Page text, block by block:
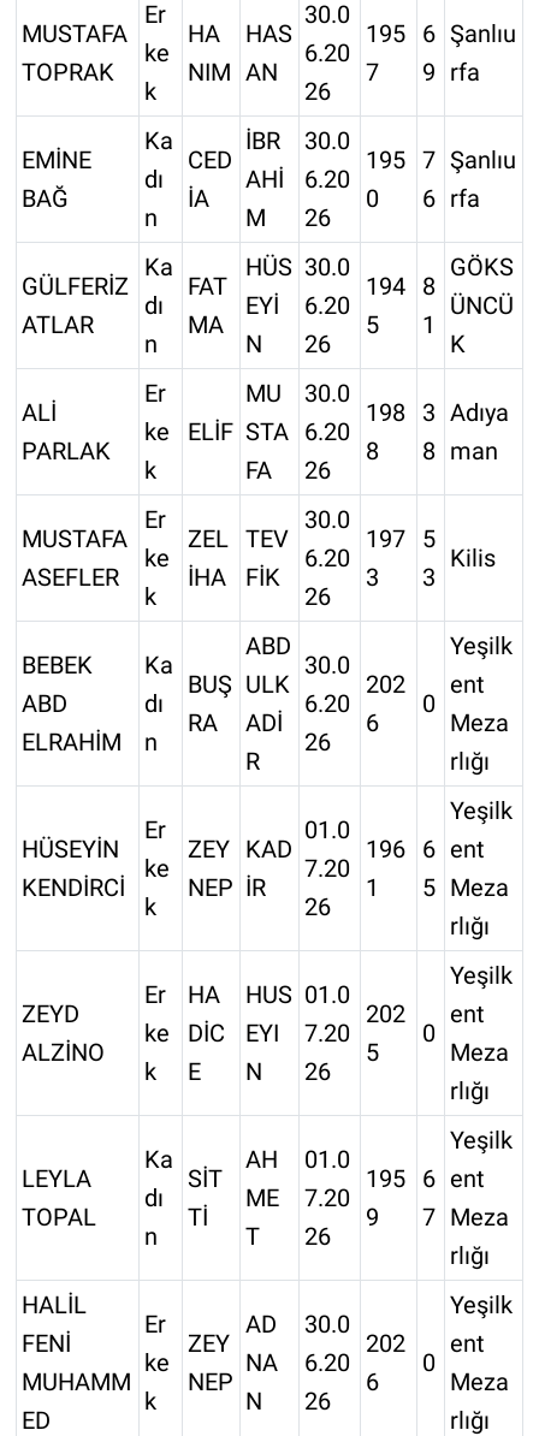
MUSTAFA
TOPRAK
Er
ke
k
HA
NIM
HAS
AN
30.0
6.20
26
195
7
6
9
Şanlıu
rfa
EMİNE
BAĞ
Ka
dı
n
CED
İA
İBR
AHİ
M
30.0
6.20
26
195
0
7
6
Şanlıu
rfa
GÜLFERİZ
ATLAR
Ka
dı
n
FAT
MA
HÜS
EYİ
N
30.0
6.20
26
194
5
8
1
GÖKS
ÜNCÜ
K
ALİ
PARLAK
Er
ke
k
ELİF
MU
STA
FA
30.0
6.20
26
198
8
3
8
Adıya
man
MUSTAFA
ASEFLER
Er
ke
k
ZEL
İHA
TEV
FİK
30.0
6.20
26
197
3
5
3
Kilis
BEBEK
ABD
ELRAHİM
Ka
dı
n
BUŞ
RA
ABD
ULK
ADİ
R
30.0
6.20
26
202
6
0
Yeşilk
ent
Meza
rlığı
HÜSEYİN
KENDİRCİ
Er
ke
k
ZEY
NEP
KAD
İR
01.0
7.20
26
196
1
6
5
Yeşilk
ent
Meza
rlığı
ZEYD
ALZİNO
Er
ke
k
HA
DİC
E
HUS
EYI
N
01.0
7.20
26
202
5
0
Yeşilk
ent
Meza
rlığı
LEYLA
TOPAL
Ka
dı
n
SİT
Tİ
AH
ME
T
01.0
7.20
26
195
9
6
7
Yeşilk
ent
Meza
rlığı
HALİL
FENİ
MUHAMM
ED
Er
ke
k
ZEY
NEP
AD
NA
N
30.0
6.20
26
202
6
0
Yeşilk
ent
Meza
rlığı